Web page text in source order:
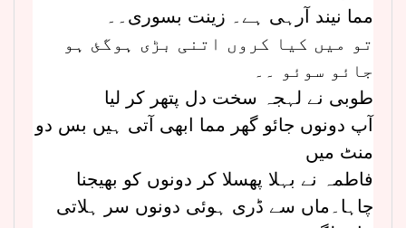
مما نیند آرہی ہے۔ زینت بسوری۔۔
تو میں کیا کروں اتنی بڑی ہوگئ ہو
جائو سوئو ۔۔
طوبی نے لہجہ سخت دل پتھر کر لیا
آپ دونوں جائو گھر مما ابھی آتی ہیں بس دو
منٹ میں
فاطمہ نے بہلا پھسلا کر دونوں کو بھیجنا
چاہا۔ماں سے ڈری ہوئی دونوں سر ہلاتی